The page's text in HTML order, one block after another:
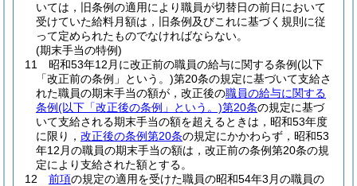
いては，旧条例の適用により職員が切替日の前日において
受けていた給料月額は，旧条例及びこれに基づく規則に従
って定められたものでなければならない。
(期末手当の特例)
11
昭和53年12月に改正前の職員の給与に関する条例(以下
「改正前の条例」という。)第20条の規定に基づいて支給さ
れた職員の期末手当の額が，改正後の職員の給与に関する
条例(以下「改正後の条例」という。)第20条の規定に基づ
いて支給される期末手当の額を超えるときは，昭和53年度
に限り， 改正後の条例第20条の規定にかかわらず，昭和53
年12月の職員の期末手当の額は，改正前の条例第20条の規
定により支給された額とする。
12
前項の規定の適用を受けた職員の昭和54年3月の職員の